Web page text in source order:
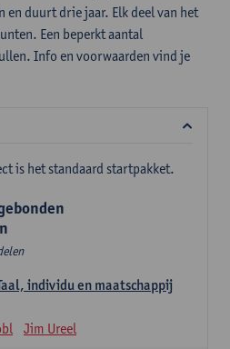
en duurt drie jaar. Elk deel van het
Een beperkt aantal
Info en voorwaarden vind je
is het standaard startpakket.
individu en maatschappij
Jim Ureel